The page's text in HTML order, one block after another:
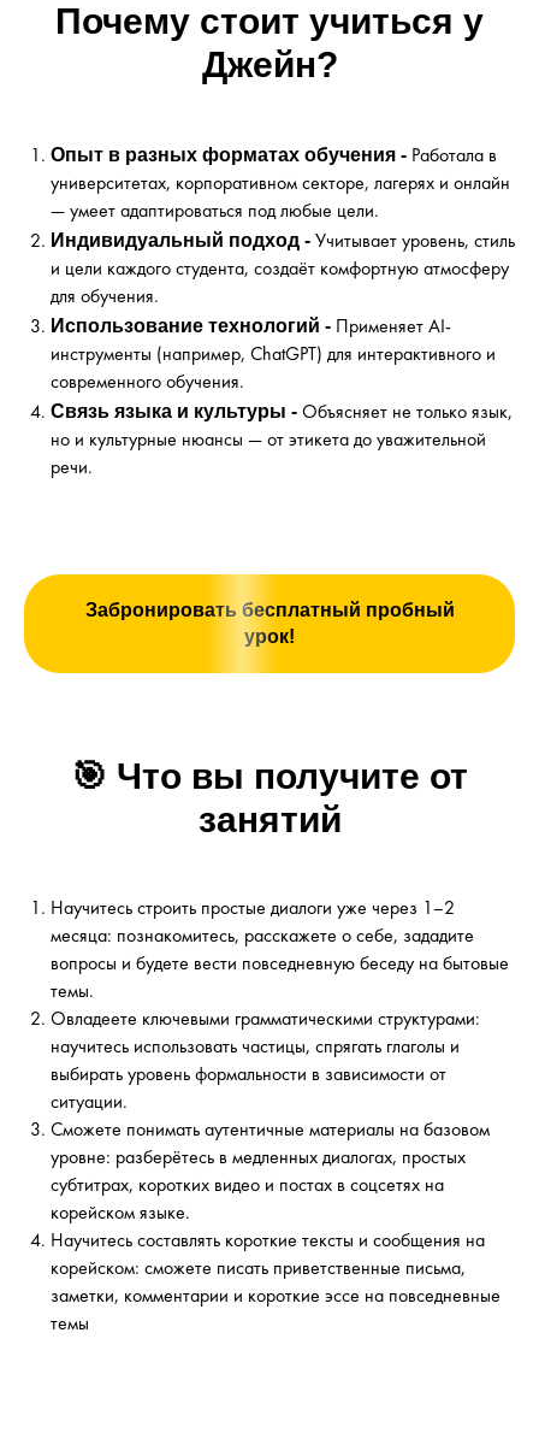
Почему стоит учиться у
Джейн?
Опыт в разных форматах обучения - Работала в
университетах, корпоративном секторе, лагерях и онлайн
— умеет адаптироваться под любые цели.
Индивидуальный подход - Учитывает уровень, стиль
и цели каждого студента, создаёт комфортную атмосферу
для обучения.
Использование технологий - Применяет AI-
инструменты (например, ChatGPT) для интерактивного и
современного обучения.
Связь языка и культуры - Объясняет не только язык,
но и культурные нюансы — от этикета до уважительной
речи.
Забронировать бесплатный пробный
урок!
🎯 Что вы получите от
занятий
Научитесь строить простые диалоги уже через 1–2
месяца: познакомитесь, расскажете о себе, зададите
вопросы и будете вести повседневную беседу на бытовые
темы.
Овладеете ключевыми грамматическими структурами:
научитесь использовать частицы, спрягать глаголы и
выбирать уровень формальности в зависимости от
ситуации.
Сможете понимать аутентичные материалы на базовом
уровне: разберётесь в медленных диалогах, простых
субтитрах, коротких видео и постах в соцсетях на
корейском языке.
Научитесь составлять короткие тексты и сообщения на
корейском: сможете писать приветственные письма,
заметки, комментарии и короткие эссе на повседневные
темы